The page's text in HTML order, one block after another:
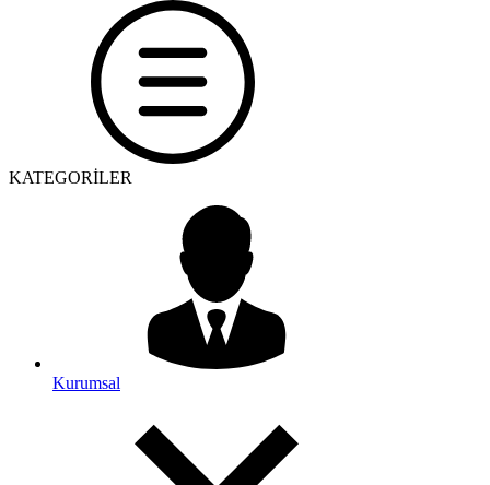
KATEGORİLER
Kurumsal